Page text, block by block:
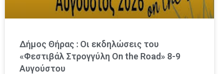
Δήμος Θήρας : Οι εκδηλώσεις του
«Φεστιβάλ Στρογγύλη On the Road» 8-9
Αυγούστου